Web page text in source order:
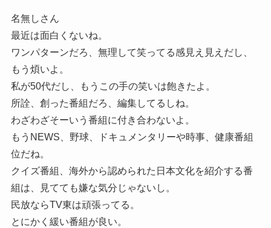
名無しさん
最近は面白くないね。
ワンパターンだろ、無理して笑ってる感見え見えだし、
もう煩いよ。
私が50代だし、もうこの手の笑いは飽きたよ。
所詮、創った番組だろ、編集してるしね。
わざわざそーいう番組に付き合わないよ。
もうNEWS、野球、ドキュメンタリーや時事、健康番組
位だね。
クイズ番組、海外から認められた日本文化を紹介する番
組は、見てても嫌な気分じゃないし。
民放ならTV東は頑張ってる。
とにかく緩い番組が良い。